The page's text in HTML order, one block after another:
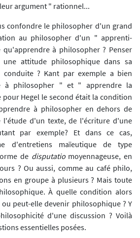
argument " rationnel...
confondre le philosopher d'un grand
au philosopher d'un " apprenti-
qu'apprendre à philosopher ? Penser
attitude philosophique dans sa
conduite ? Kant par exemple a bien
à philosopher " et " apprendre la
Hegel le second était la condition
à philosopher en dehors de
l'étude d'un texte, de l'écriture d'une
par exemple? Et dans ce cas,
d'entretiens maïeutique de type
de disputatio moyennageuse, en
? Ou aussi, comme au café philo,
en groupe à plusieurs ? Mais toute
À quelle condition alors
peut-elle devenir philosophique ? Y
d'une discussion ? Voilà
essentielles posées.